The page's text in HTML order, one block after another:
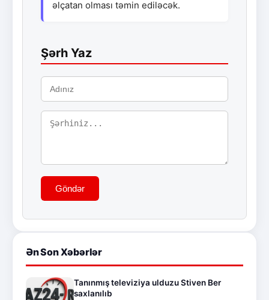
əlçatan olması təmin ediləcək.
Şərh Yaz
Göndər
Ən Son Xəbərlər
Tanınmış televiziya ulduzu Stiven Ber
saxlanılıb